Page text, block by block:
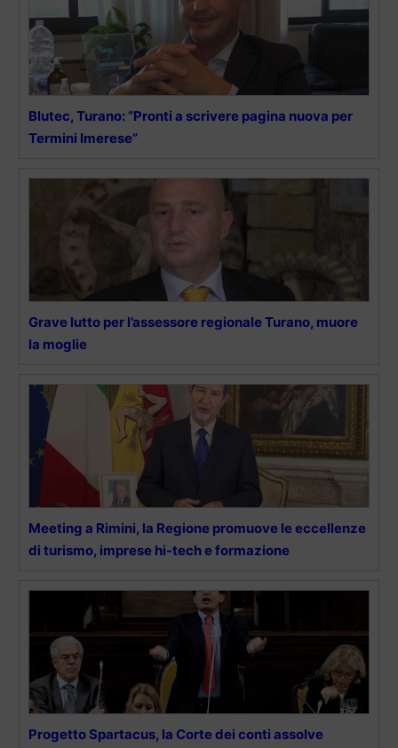
Blutec, Turano: “Pronti a scrivere pagina nuova per
Termini Imerese”
Grave lutto per l’assessore regionale Turano, muore
la moglie
Meeting a Rimini, la Regione promuove le eccellenze
di turismo, imprese hi-tech e formazione
Progetto Spartacus, la Corte dei conti assolve